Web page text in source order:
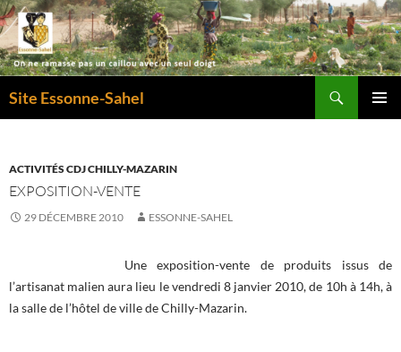
Site Essonne-Sahel
ACTIVITÉS CDJ CHILLY-MAZARIN
EXPOSITION-VENTE
29 DÉCEMBRE 2010 ESSONNE-SAHEL
Une exposition-vente de produits issus de
l’artisanat malien aura lieu levendredi 8 janvier 2010, de 10h à 14h,à
la salle de l’hôtel de ville de Chilly-Mazarin.